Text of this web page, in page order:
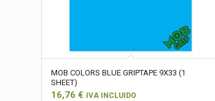
MOB COLORS BLUE GRIPTAPE 9X33 (1
SHEET)
16,76 € IVA INCLUIDO